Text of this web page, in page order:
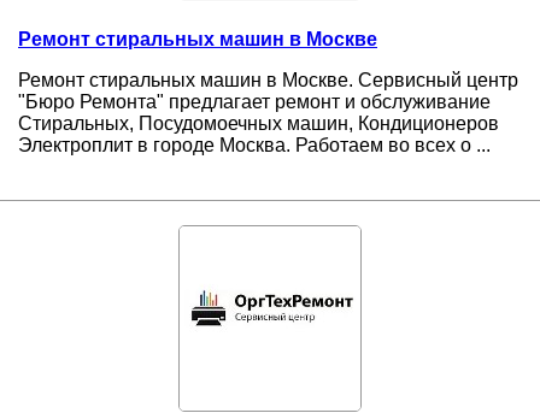
Ремонт стиральных машин в Москве
Ремонт стиральных машин в Москве. Сервисный центр
"Бюро Ремонта" предлагает ремонт и обслуживание
Стиральных, Посудомоечных машин, Кондиционеров
Электроплит в городе Москва. Работаем во всех о ...